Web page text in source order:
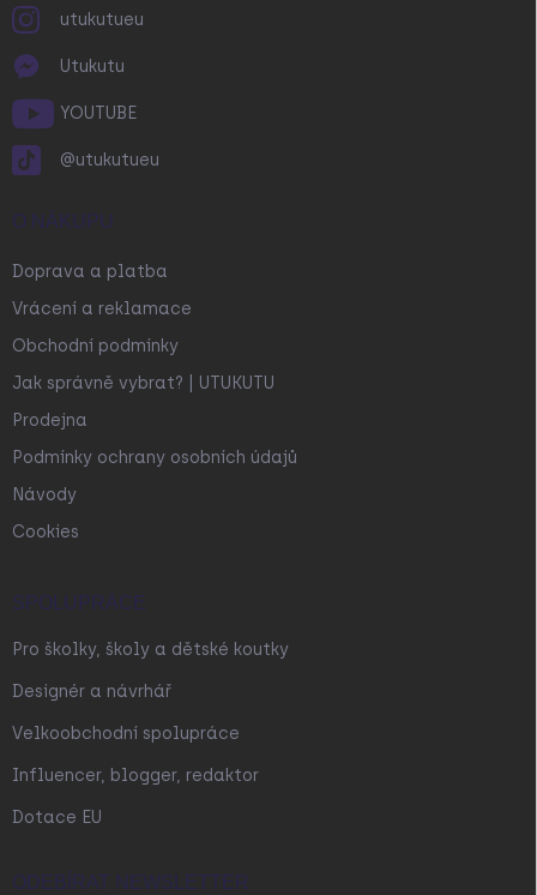
utukutueu
Utukutu
YOUTUBE
@utukutueu
O NÁKUPU
Doprava a platba
Vrácení a reklamace
Obchodní podmínky
Jak správně vybrat? | UTUKUTU
Prodejna
Podmínky ochrany osobních údajů
Návody
Cookies
SPOLUPRÁCE
Pro školky, školy a dětské koutky
Designér a návrhář
Velkoobchodní spolupráce
Influencer, blogger, redaktor
Dotace EU
ODEBÍRAT NEWSLETTER